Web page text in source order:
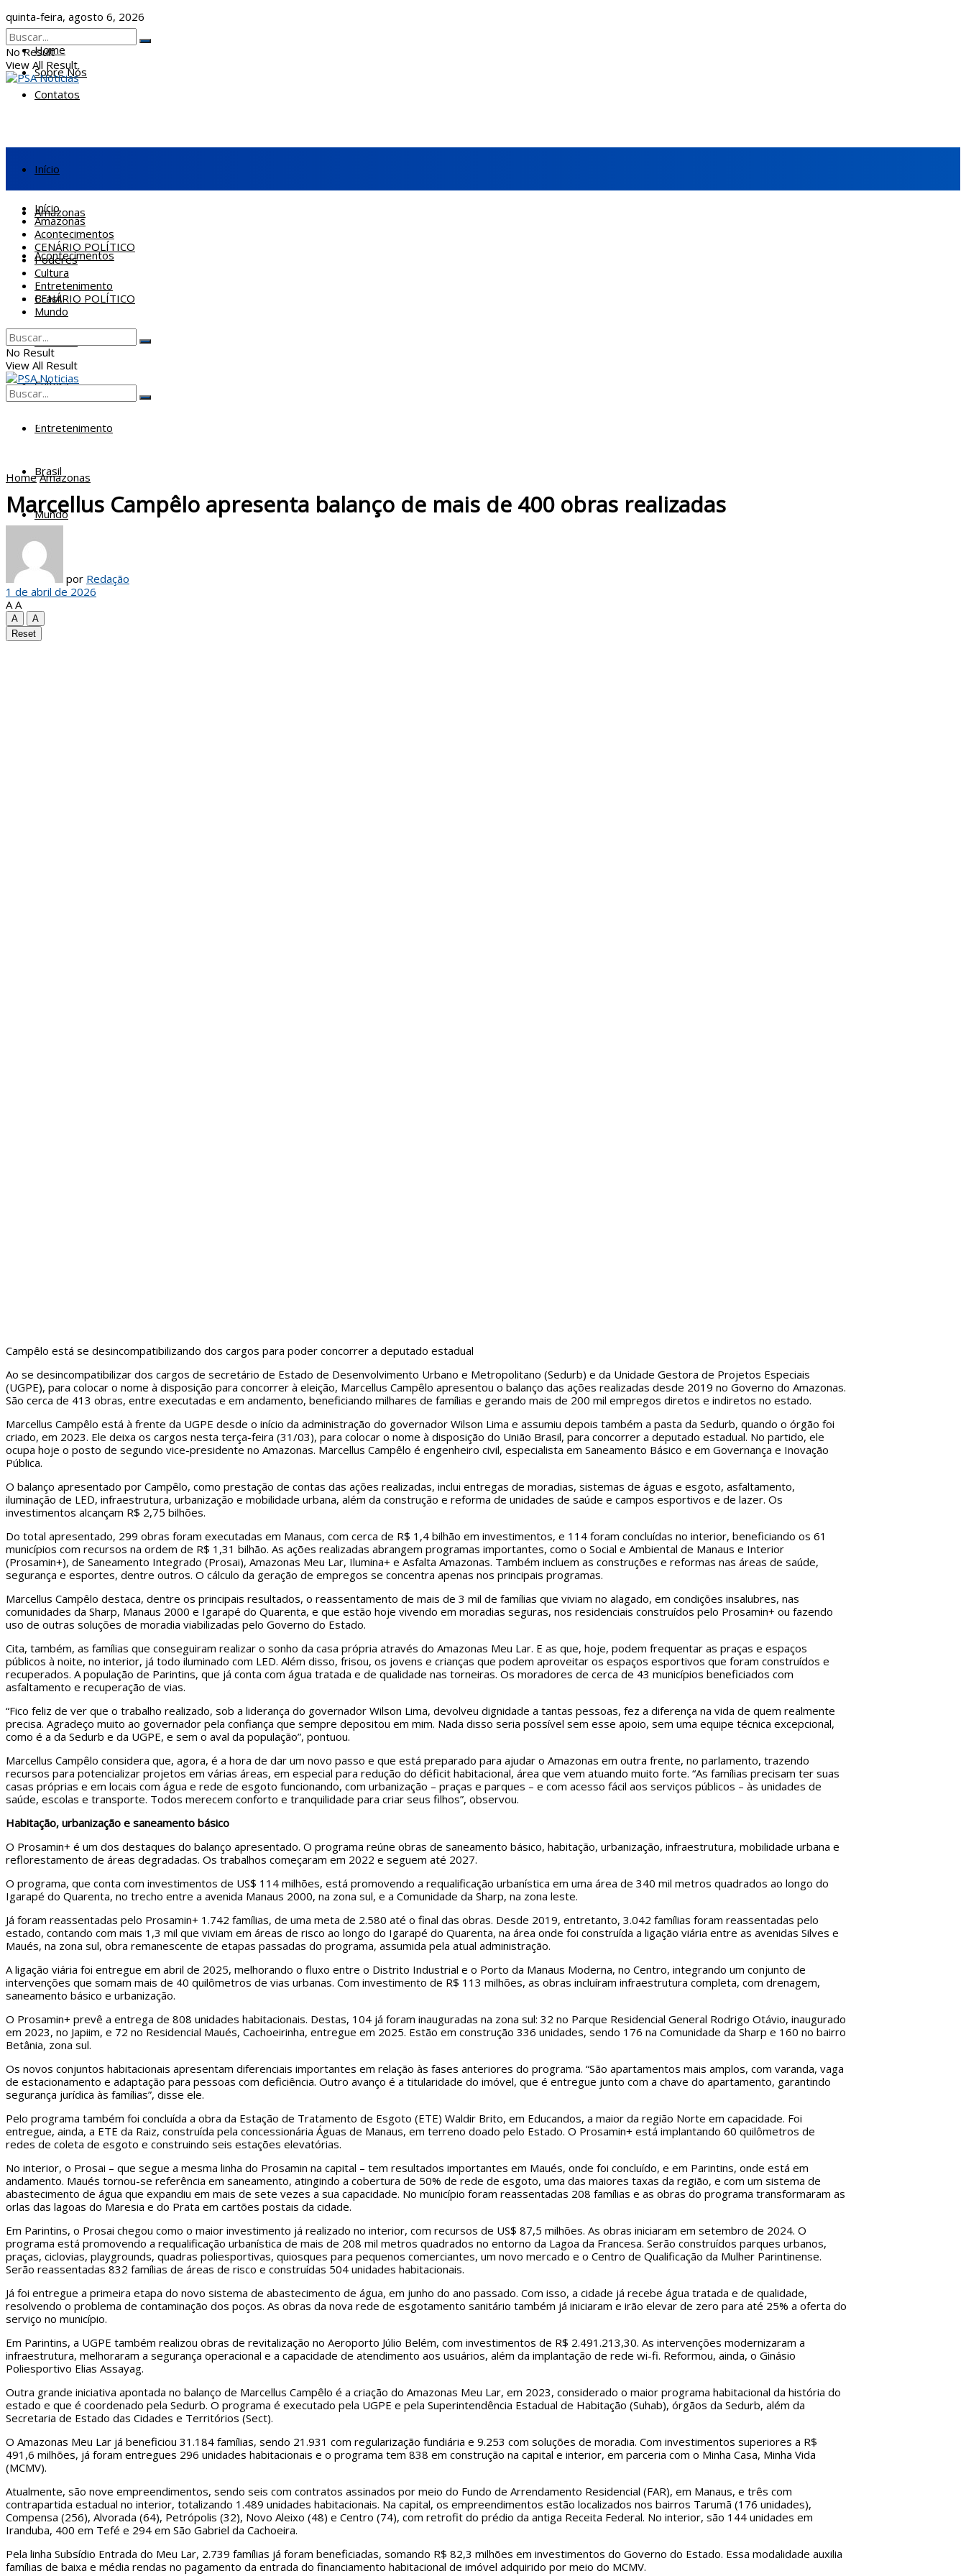
quinta-feira, agosto 6, 2026
Home
Sobre Nós
Contatos
No Result
View All Result
Início
Amazonas
Acontecimentos
CENÁRIO POLÍTICO
Poderes
Cultura
Entretenimento
Brasil
Mundo
Início
Amazonas
Acontecimentos
CENÁRIO POLÍTICO
Poderes
Cultura
Entretenimento
Brasil
Mundo
No Result
View All Result
View All Result
Home Amazonas
Marcellus Campêlo apresenta balanço de mais de 400 obras realizadas
por Redação
1 de abril de 2026
A A
A
A
Reset
Campêlo está se desincompatibilizando dos cargos para poder concorrer a deputado estadual
Ao se desincompatibilizar dos cargos de secretário de Estado de Desenvolvimento Urbano e Metropolitano (Sedurb) e da Unidade Gestora de Projetos Especiais
(UGPE), para colocar o nome à disposição para concorrer à eleição, Marcellus Campêlo apresentou o balanço das ações realizadas desde 2019 no Governo do Amazonas.
São cerca de 413 obras, entre executadas e em andamento, beneficiando milhares de famílias e gerando mais de 200 mil empregos diretos e indiretos no estado.
Marcellus Campêlo está à frente da UGPE desde o início da administração do governador Wilson Lima e assumiu depois também a pasta da Sedurb, quando o órgão foi
criado, em 2023. Ele deixa os cargos nesta terça-feira (31/03), para colocar o nome à disposição do União Brasil, para concorrer a deputado estadual. No partido, ele
ocupa hoje o posto de segundo vice-presidente no Amazonas. Marcellus Campêlo é engenheiro civil, especialista em Saneamento Básico e em Governança e Inovação
Pública.
O balanço apresentado por Campêlo, como prestação de contas das ações realizadas, inclui entregas de moradias, sistemas de águas e esgoto, asfaltamento,
iluminação de LED, infraestrutura, urbanização e mobilidade urbana, além da construção e reforma de unidades de saúde e campos esportivos e de lazer. Os
investimentos alcançam R$ 2,75 bilhões.
Do total apresentado, 299 obras foram executadas em Manaus, com cerca de R$ 1,4 bilhão em investimentos, e 114 foram concluídas no interior, beneficiando os 61
municípios com recursos na ordem de R$ 1,31 bilhão. As ações realizadas abrangem programas importantes, como o Social e Ambiental de Manaus e Interior
(Prosamin+), de Saneamento Integrado (Prosai), Amazonas Meu Lar, Ilumina+ e Asfalta Amazonas. Também incluem as construções e reformas nas áreas de saúde,
segurança e esportes, dentre outros. O cálculo da geração de empregos se concentra apenas nos principais programas.
Marcellus Campêlo destaca, dentre os principais resultados, o reassentamento de mais de 3 mil de famílias que viviam no alagado, em condições insalubres, nas
comunidades da Sharp, Manaus 2000 e Igarapé do Quarenta, e que estão hoje vivendo em moradias seguras, nos residenciais construídos pelo Prosamin+ ou fazendo
uso de outras soluções de moradia viabilizadas pelo Governo do Estado.
Cita, também, as famílias que conseguiram realizar o sonho da casa própria através do Amazonas Meu Lar. E as que, hoje, podem frequentar as praças e espaços
públicos à noite, no interior, já todo iluminado com LED. Além disso, frisou, os jovens e crianças que podem aproveitar os espaços esportivos que foram construídos e
recuperados. A população de Parintins, que já conta com água tratada e de qualidade nas torneiras. Os moradores de cerca de 43 municípios beneficiados com
asfaltamento e recuperação de vias.
“Fico feliz de ver que o trabalho realizado, sob a liderança do governador Wilson Lima, devolveu dignidade a tantas pessoas, fez a diferença na vida de quem realmente
precisa. Agradeço muito ao governador pela confiança que sempre depositou em mim. Nada disso seria possível sem esse apoio, sem uma equipe técnica excepcional,
como é a da Sedurb e da UGPE, e sem o aval da população”, pontuou.
Marcellus Campêlo considera que, agora, é a hora de dar um novo passo e que está preparado para ajudar o Amazonas em outra frente, no parlamento, trazendo
recursos para potencializar projetos em várias áreas, em especial para redução do déficit habitacional, área que vem atuando muito forte. “As famílias precisam ter suas
casas próprias e em locais com água e rede de esgoto funcionando, com urbanização – praças e parques – e com acesso fácil aos serviços públicos – às unidades de
saúde, escolas e transporte. Todos merecem conforto e tranquilidade para criar seus filhos”, observou.
Habitação, urbanização e saneamento básico
O Prosamin+ é um dos destaques do balanço apresentado. O programa reúne obras de saneamento básico, habitação, urbanização, infraestrutura, mobilidade urbana e
reflorestamento de áreas degradadas. Os trabalhos começaram em 2022 e seguem até 2027.
O programa, que conta com investimentos de US$ 114 milhões, está promovendo a requalificação urbanística em uma área de 340 mil metros quadrados ao longo do
Igarapé do Quarenta, no trecho entre a avenida Manaus 2000, na zona sul, e a Comunidade da Sharp, na zona leste.
Já foram reassentadas pelo Prosamin+ 1.742 famílias, de uma meta de 2.580 até o final das obras. Desde 2019, entretanto, 3.042 famílias foram reassentadas pelo
estado, contando com mais 1,3 mil que viviam em áreas de risco ao longo do Igarapé do Quarenta, na área onde foi construída a ligação viária entre as avenidas Silves e
Maués, na zona sul, obra remanescente de etapas passadas do programa, assumida pela atual administração.
A ligação viária foi entregue em abril de 2025, melhorando o fluxo entre o Distrito Industrial e o Porto da Manaus Moderna, no Centro, integrando um conjunto de
intervenções que somam mais de 40 quilômetros de vias urbanas. Com investimento de R$ 113 milhões, as obras incluíram infraestrutura completa, com drenagem,
saneamento básico e urbanização.
O Prosamin+ prevê a entrega de 808 unidades habitacionais. Destas, 104 já foram inauguradas na zona sul: 32 no Parque Residencial General Rodrigo Otávio, inaugurado
em 2023, no Japiim, e 72 no Residencial Maués, Cachoeirinha, entregue em 2025. Estão em construção 336 unidades, sendo 176 na Comunidade da Sharp e 160 no bairro
Betânia, zona sul.
Os novos conjuntos habitacionais apresentam diferenciais importantes em relação às fases anteriores do programa. “São apartamentos mais amplos, com varanda, vaga
de estacionamento e adaptação para pessoas com deficiência. Outro avanço é a titularidade do imóvel, que é entregue junto com a chave do apartamento, garantindo
segurança jurídica às famílias”, disse ele.
Pelo programa também foi concluída a obra da Estação de Tratamento de Esgoto (ETE) Waldir Brito, em Educandos, a maior da região Norte em capacidade. Foi
entregue, ainda, a ETE da Raiz, construída pela concessionária Águas de Manaus, em terreno doado pelo Estado. O Prosamin+ está implantando 60 quilômetros de
redes de coleta de esgoto e construindo seis estações elevatórias.
No interior, o Prosai – que segue a mesma linha do Prosamin na capital – tem resultados importantes em Maués, onde foi concluído, e em Parintins, onde está em
andamento. Maués tornou-se referência em saneamento, atingindo a cobertura de 50% de rede de esgoto, uma das maiores taxas da região, e com um sistema de
abastecimento de água que expandiu em mais de sete vezes a sua capacidade. No município foram reassentadas 208 famílias e as obras do programa transformaram as
orlas das lagoas do Maresia e do Prata em cartões postais da cidade.
Em Parintins, o Prosai chegou como o maior investimento já realizado no interior, com recursos de US$ 87,5 milhões. As obras iniciaram em setembro de 2024. O
programa está promovendo a requalificação urbanística de mais de 208 mil metros quadrados no entorno da Lagoa da Francesa. Serão construídos parques urbanos,
praças, ciclovias, playgrounds, quadras poliesportivas, quiosques para pequenos comerciantes, um novo mercado e o Centro de Qualificação da Mulher Parintinense.
Serão reassentadas 832 famílias de áreas de risco e construídas 504 unidades habitacionais.
Já foi entregue a primeira etapa do novo sistema de abastecimento de água, em junho do ano passado. Com isso, a cidade já recebe água tratada e de qualidade,
resolvendo o problema de contaminação dos poços. As obras da nova rede de esgotamento sanitário também já iniciaram e irão elevar de zero para até 25% a oferta do
serviço no município.
Em Parintins, a UGPE também realizou obras de revitalização no Aeroporto Júlio Belém, com investimentos de R$ 2.491.213,30. As intervenções modernizaram a
infraestrutura, melhoraram a segurança operacional e a capacidade de atendimento aos usuários, além da implantação de rede wi-fi. Reformou, ainda, o Ginásio
Poliesportivo Elias Assayag.
Outra grande iniciativa apontada no balanço de Marcellus Campêlo é a criação do Amazonas Meu Lar, em 2023, considerado o maior programa habitacional da história do
estado e que é coordenado pela Sedurb. O programa é executado pela UGPE e pela Superintendência Estadual de Habitação (Suhab), órgãos da Sedurb, além da
Secretaria de Estado das Cidades e Territórios (Sect).
O Amazonas Meu Lar já beneficiou 31.184 famílias, sendo 21.931 com regularização fundiária e 9.253 com soluções de moradia. Com investimentos superiores a R$
491,6 milhões, já foram entregues 296 unidades habitacionais e o programa tem 838 em construção na capital e interior, em parceria com o Minha Casa, Minha Vida
(MCMV).
Atualmente, são nove empreendimentos, sendo seis com contratos assinados por meio do Fundo de Arrendamento Residencial (FAR), em Manaus, e três com
contrapartida estadual no interior, totalizando 1.489 unidades habitacionais. Na capital, os empreendimentos estão localizados nos bairros Tarumã (176 unidades),
Compensa (256), Alvorada (64), Petrópolis (32), Novo Aleixo (48) e Centro (74), com retrofit do prédio da antiga Receita Federal. No interior, são 144 unidades em
Iranduba, 400 em Tefé e 294 em São Gabriel da Cachoeira.
Pela linha Subsídio Entrada do Meu Lar, 2.739 famílias já foram beneficiadas, somando R$ 82,3 milhões em investimentos do Governo do Estado. Essa modalidade auxilia
famílias de baixa e média rendas no pagamento da entrada do financiamento habitacional de imóvel adquirido por meio do MCMV.